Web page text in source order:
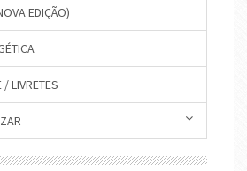
EDIÇÃO)
LIVRETES